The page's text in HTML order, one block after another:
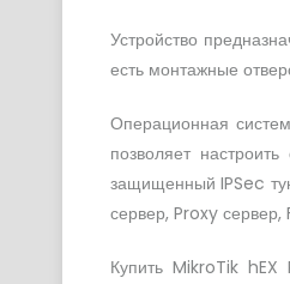
Устройство
есть монтажные
Операционная
позволяет
защищенный IPSec
сервер, Proxy сервер,
Купить MikroTik hEX